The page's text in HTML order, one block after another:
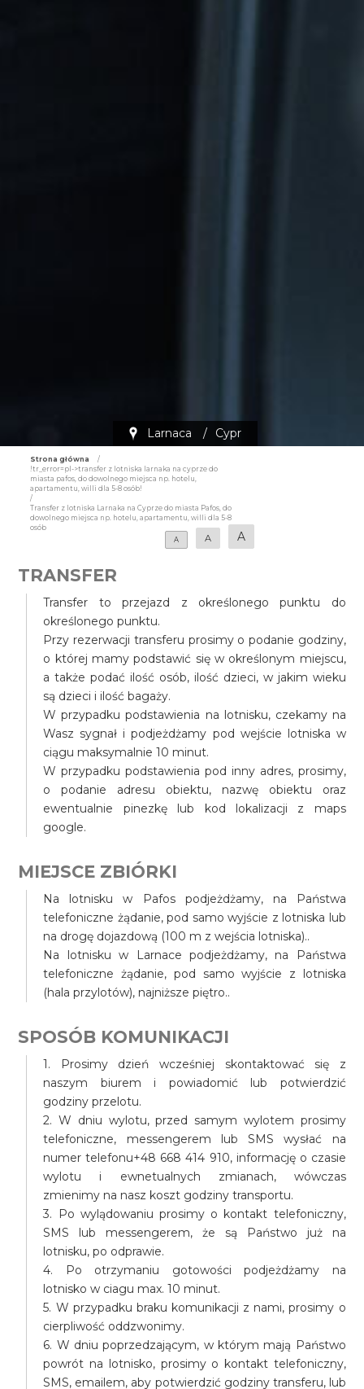
Larnaca / Cypr
Strona główna
/
!tr_error=pl->transfer z lotniska larnaka na cyprze do
miasta pafos, do dowolnego miejsca np. hotelu,
apartamentu, willi dla 5-8 osób!
/
Transfer z lotniska Larnaka na Cyprze do miasta Pafos, do
dowolnego miejsca np. hotelu, apartamentu, willi dla 5-8
osób
A
A A
TRANSFER
Transfer to przejazd z określonego punktu do
określonego punktu.
Przy rezerwacji transferu prosimy o podanie godziny,
o której mamy podstawić się w określonym miejscu,
a także podać ilość osób, ilość dzieci, w jakim wieku
są dzieci i ilość bagaży.
W przypadku podstawienia na lotnisku, czekamy na
Wasz sygnał i podjeżdżamy pod wejście lotniska w
ciągu maksymalnie 10 minut.
W przypadku podstawienia pod inny adres, prosimy,
o podanie adresu obiektu, nazwę obiektu oraz
ewentualnie pinezkę lub kod lokalizacji z maps
google.
MIEJSCE ZBIÓRKI
Na lotnisku w Pafos podjeżdżamy, na Państwa
telefoniczne żądanie, pod samo wyjście z lotniska lub
na drogę dojazdową (100 m z wejścia lotniska)..
Na lotnisku w Larnace podjeżdżamy, na Państwa
telefoniczne żądanie, pod samo wyjście z lotniska
(hala przylotów), najniższe piętro..
SPOSÓB KOMUNIKACJI
1. Prosimy dzień wcześniej skontaktować się z
naszym biurem i powiadomić lub potwierdzić
godziny przelotu.
2. W dniu wylotu, przed samym wylotem prosimy
telefoniczne, messengerem lub SMS wysłać na
numer telefonu+48 668 414 910, informację o czasie
wylotu i ewnetualnych zmianach, wówczas
zmienimy na nasz koszt godziny transportu.
3. Po wylądowaniu prosimy o kontakt telefoniczny,
SMS lub messengerem, że są Państwo już na
lotnisku, po odprawie.
4. Po otrzymaniu gotowości podjeżdżamy na
lotnisko w ciagu max. 10 minut.
5. W przypadku braku komunikacji z nami, prosimy o
cierpliwość oddzwonimy.
6. W dniu poprzedzającym, w którym mają Państwo
powrót na lotnisko, prosimy o kontakt telefoniczny,
SMS, emailem, aby potwierdzić godziny transferu, lub